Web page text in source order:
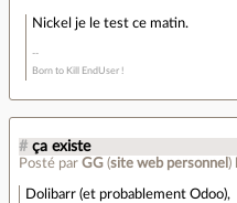
Nickel je le test ce matin.
Born to Kill EndUser !
# ça existe
Posté par GG (site web personnel )
Dolibarr (et probablement Odoo),